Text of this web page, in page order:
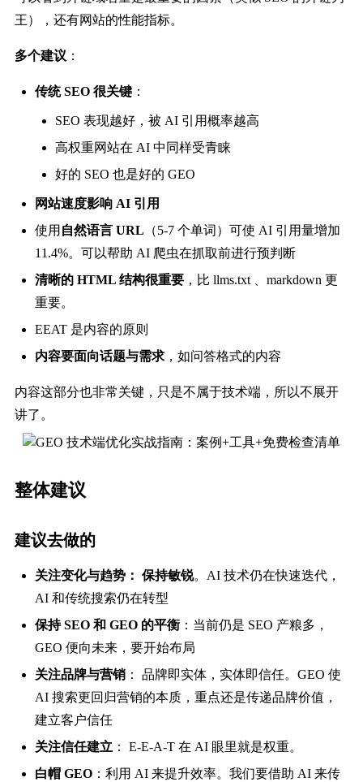
王），还有网站的性能指标。
多个建议 ：
传统 SEO 很关键 ：
SEO 表现越好，被 AI 引用概率越高
高权重网站在 AI 中同样受青睐
好的 SEO 也是好的 GEO
网站速度影响 AI 引用
使用 自然语言 URL （5-7 个单词）可使 AI 引用量增加
11.4%。可以帮助 AI 爬虫在抓取前进行预判断
清晰的 HTML 结构很重要 ，比 llms.txt 、markdown 更
重要。
EEAT 是内容的原则
内容要面向话题与需求 ，如问答格式的内容
内容这部分也非常关键，只是不属于技术端，所以不展开
讲了。
整体建议
建议去做的
关注变化与趋势： 保持敏锐。AI 技术仍在快速迭代，
AI 和传统搜索仍在转型
保持 SEO 和 GEO 的平衡 ：当前仍是 SEO 产粮多，
GEO 便向未来，要开始布局
关注品牌与营销 ： 品牌即实体，实体即信任。GEO 使
AI 搜索更回归营销的本质，重点还是传递品牌价值，
建立客户信任
关注信任建立 ： E-E-A-T 在 AI 眼里就是权重。
白帽 GEO ：利用 AI 来提升效率。我们要借助 AI 来传